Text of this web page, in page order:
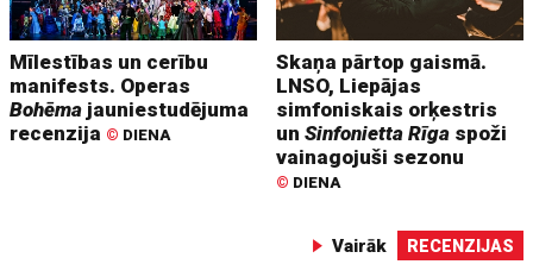
Mīlestības un cerību
manifests. Operas
Bohēma jauniestudējuma
recenzija © DIENA
Skaņa pārtop gaismā.
LNSO, Liepājas
simfoniskais orķestris
unSinfonietta Rīga spoži
vainagojuši sezonu
© DIENA
Vairāk RECENZIJAS